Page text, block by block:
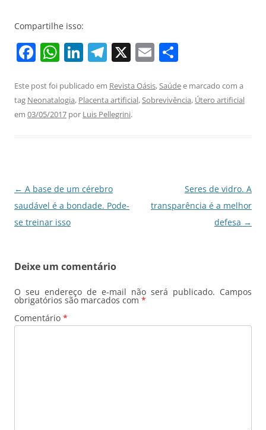
Compartilhe isso:
F
c
e
k
W
at
s
Li
k
e
T
e
gr
X E
ai
l
ar
e
Este post foi publicado em Revista Oásis,Saúdee marcado com a
tag Neonatalogia, Placenta artificial,Sobrevivência, Útero artificial
em 03/05/2017 por Luis Pellegrini.
Navegação
de
posts
← A base de um cérebro
saudável é a bondade. Pode-
se treinar isso
Seres de vidro. A
transparência é a melhor
defesa →
Deixe um comentário
O seu endereço de e-mail não será publicado. Campos
obrigatórios são marcados com *
Comentário *